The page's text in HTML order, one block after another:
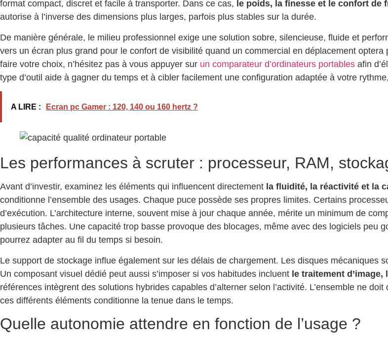
format compact, discret et facile à transporter. Dans ce cas, le poids, la finesse et le confort de
autorise à l’inverse des dimensions plus larges, parfois plus stables sur la durée.
De manière générale, le milieu professionnel exige une solution sobre, silencieuse, fluide et
vers un écran plus grand pour le confort de visibilité quand un commercial en déplacement optera
faire votre choix, n’hésitez pas à vous appuyer sur un comparateur d’ordinateurs portables afin
type d’outil aide à gagner du temps et à cibler facilement une configuration adaptée à votre
A LIRE : Ecran pc Gamer : 120, 140 ou 160 hertz ?
Les performances à scruter : processeur, RAM,
Avant d’investir, examinez les éléments qui influencent directement la fluidité, la réactivité et la
conditionne l’ensemble des usages. Chaque puce possède ses propres limites. Certains
d’exécution. L’architecture interne, souvent mise à jour chaque année, mérite un minimum de
plusieurs tâches. Une capacité trop basse provoque des blocages, même avec des logiciels peu
pourrez adapter au fil du temps si besoin.
Le support de stockage influe également sur les délais de chargement. Les disques mécaniques
Un composant visuel dédié peut aussi s’imposer si vos habitudes incluent le traitement
références intègrent des solutions hybrides capables d’alterner selon l’activité. L’ensemble ne
ces différents éléments conditionne la tenue dans le temps.
Quelle autonomie attendre en fonction de l’usage ?